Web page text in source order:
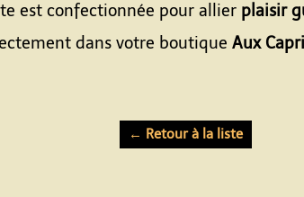
est confectionnée pour allier plaisir
dans votre boutique Aux
← Retour à la liste